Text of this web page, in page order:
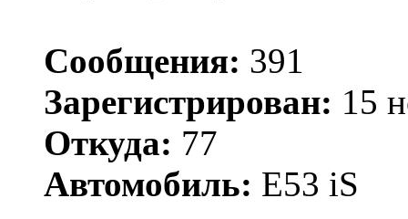
Сообщения: 391
Зарегистрирован: 15
Откуда: 77
Автомобиль: Е53 iS